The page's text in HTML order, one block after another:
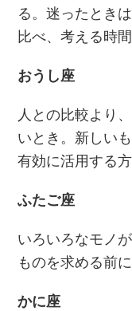
る。迷ったとき
比べ、考える時
おうし座
人との比較より
いとき。新しい
有効に活用する
ふたご座
いろいろなモノ
ものを求める前
かに座